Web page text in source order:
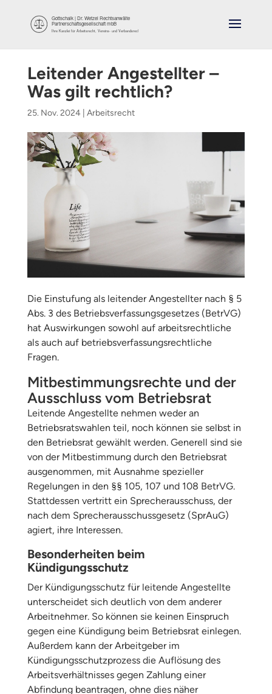
Leitender Angestellter –
Was gilt rechtlich?
25. Nov. 2024| Arbeitsrecht
Die Einstufung als leitender Angestellter nach § 5
Abs. 3 des Betriebsverfassungsgesetzes (BetrVG)
hat Auswirkungen sowohl auf arbeitsrechtliche
als auch auf betriebsverfassungsrechtliche
Fragen.
Mitbestimmungsrechte und der
Ausschluss vom Betriebsrat
Leitende Angestellte nehmen weder an
Betriebsratswahlen teil, noch können sie selbst in
den Betriebsrat gewählt werden. Generell sind sie
von der Mitbestimmung durch den Betriebsrat
ausgenommen, mit Ausnahme spezieller
Regelungen in den §§ 105, 107 und 108 BetrVG.
Stattdessen vertritt ein Sprecherausschuss, der
nach dem Sprecherausschussgesetz (SprAuG)
agiert, ihre Interessen.
Besonderheiten beim
Kündigungsschutz
Der Kündigungsschutz für leitende Angestellte
unterscheidet sich deutlich von dem anderer
Arbeitnehmer. So können sie keinen Einspruch
gegen eine Kündigung beim Betriebsrat einlegen.
Außerdem kann der Arbeitgeber im
Kündigungsschutzprozess die Auflösung des
Arbeitsverhältnisses gegen Zahlung einer
Abfindung beantragen, ohne dies näher